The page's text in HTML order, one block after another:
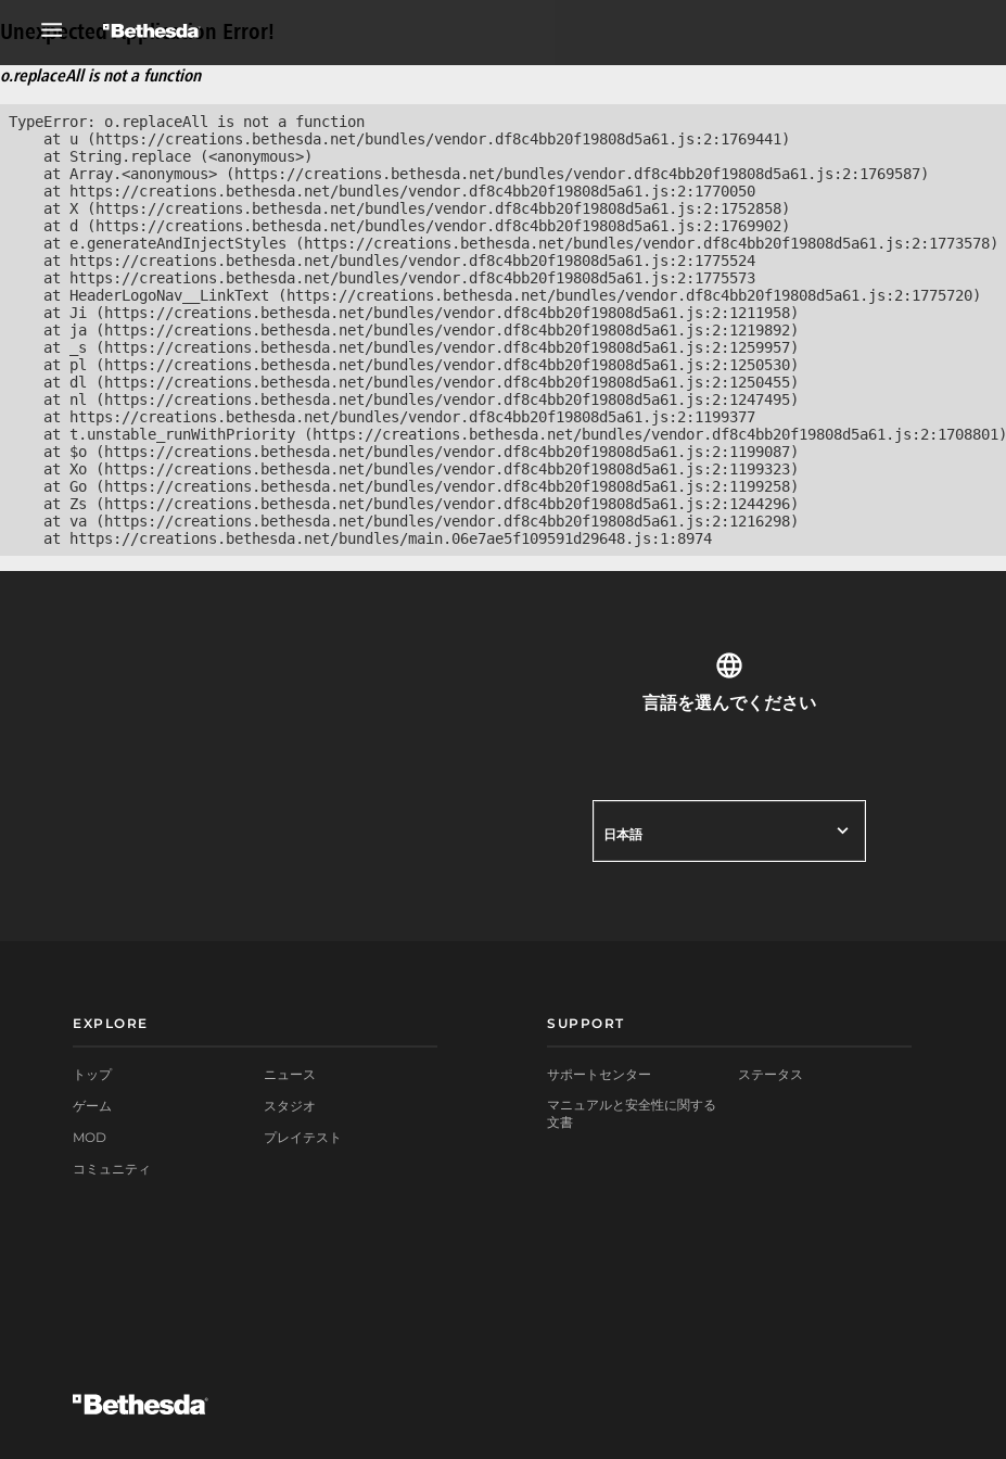
Unexpected Application Error!
o.replaceAll is not a function
TypeError: o.replaceAll is not a function
    at u (https://creations.bethesda.net/bundles/vendor.df8c4bb20f19808d5a61.js:2:1769441)
    at String.replace (<anonymous>)
    at Array.<anonymous> (https://creations.bethesda.net/bundles/vendor.df8c4bb20f19808d5a61.js:2:1769587)
    at https://creations.bethesda.net/bundles/vendor.df8c4bb20f19808d5a61.js:2:1770050
    at X (https://creations.bethesda.net/bundles/vendor.df8c4bb20f19808d5a61.js:2:1752858)
    at d (https://creations.bethesda.net/bundles/vendor.df8c4bb20f19808d5a61.js:2:1769902)
    at e.generateAndInjectStyles (https://creations.bethesda.net/bundles/vendor.df8c4bb20f19808d5a61.js:2:1773578)
    at https://creations.bethesda.net/bundles/vendor.df8c4bb20f19808d5a61.js:2:1775524
    at https://creations.bethesda.net/bundles/vendor.df8c4bb20f19808d5a61.js:2:1775573
    at HeaderLogoNav__LinkText (https://creations.bethesda.net/bundles/vendor.df8c4bb20f19808d5a61.js:2:1775720)
    at Ji (https://creations.bethesda.net/bundles/vendor.df8c4bb20f19808d5a61.js:2:1211958)
    at ja (https://creations.bethesda.net/bundles/vendor.df8c4bb20f19808d5a61.js:2:1219892)
    at _s (https://creations.bethesda.net/bundles/vendor.df8c4bb20f19808d5a61.js:2:1259957)
    at pl (https://creations.bethesda.net/bundles/vendor.df8c4bb20f19808d5a61.js:2:1250530)
    at dl (https://creations.bethesda.net/bundles/vendor.df8c4bb20f19808d5a61.js:2:1250455)
    at nl (https://creations.bethesda.net/bundles/vendor.df8c4bb20f19808d5a61.js:2:1247495)
    at https://creations.bethesda.net/bundles/vendor.df8c4bb20f19808d5a61.js:2:1199377
    at t.unstable_runWithPriority (https://creations.bethesda.net/bundles/vendor.df8c4bb20f19808d5a61.js:2:1708801)
    at $o (https://creations.bethesda.net/bundles/vendor.df8c4bb20f19808d5a61.js:2:1199087)
    at Xo (https://creations.bethesda.net/bundles/vendor.df8c4bb20f19808d5a61.js:2:1199323)
    at Go (https://creations.bethesda.net/bundles/vendor.df8c4bb20f19808d5a61.js:2:1199258)
    at Zs (https://creations.bethesda.net/bundles/vendor.df8c4bb20f19808d5a61.js:2:1244296)
    at va (https://creations.bethesda.net/bundles/vendor.df8c4bb20f19808d5a61.js:2:1216298)
    at https://creations.bethesda.net/bundles/main.06e7ae5f109591d29648.js:1:8974
言語を選んでください
日本語
EXPLORE
トップ
ゲーム
MOD
コミュニティ
ニュース
スタジオ
プレイテスト
SUPPORT
サポートセンター
マニュアルと安全性に関する
文書
ステータス